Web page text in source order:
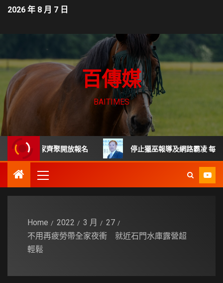
2026 年 8 月 7 日
百傳媒
BAITIMES
專家齊聚開放報名 停止獵巫報導及網路霸凌 每起詐騙都
Home 2022 3 月
27
不用再疲勞帶全家夜衝 就近石門水庫露營超
輕鬆